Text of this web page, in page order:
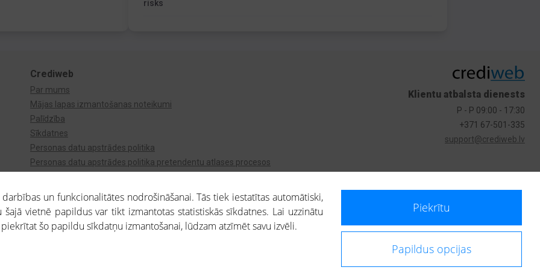
risks
Crediweb
Par mums
Mājas lapas izmantošanas noteikumi
Palīdzība
Sīkdatnes
Personas datu apstrādes politika
Personas datu apstrādes politika pretendentu atlases procesos
Klientu atbalsta dienests
P - P 09:00 - 17:30
+371 67-501-335
support@crediweb.lv
ietvaros saņemtajai informācijai ir uzziņas raksturs, un tai nav juridiska spēka. Portāla lietotājs, izmantojot portālā saņemto informāciju, ir atbildīgs par fizisko
un funkcionalitātes nodrošināšanai. Tās tiek iestatītas automātiski,
vietnē papildus var tikt izmantotas statistiskās sīkdatnes. Lai uzzinātu
piekrītat šo papildu sīkdatņu izmantošanai, lūdzam atzīmēt savu izvēli.
Piekrītu
Papildus opcijas